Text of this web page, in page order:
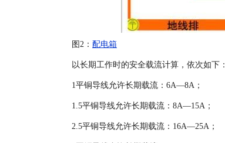
图2： 配电箱
以长期工作时的安全载流计算，依次如下：
1平铜导线允许长期载流：6A—8A；
1.5平铜导线允许长期载流：8A—15A；
2.5平铜导线允许长期载流：16A—25A；